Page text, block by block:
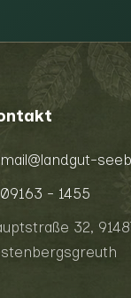
mail@landgut-
09163 - 1455
32,